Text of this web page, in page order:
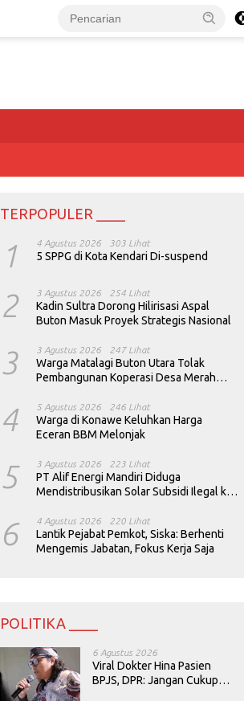
TERPOPULER ____
1 4 Agustus 2026 303 Lihat
5 SPPG di Kota Kendari Di-suspend
2 3 Agustus 2026 254 Lihat
Kadin Sultra Dorong Hilirisasi Aspal
Buton Masuk Proyek Strategis Nasional
3 3 Agustus 2026 247 Lihat
Warga Matalagi Buton Utara Tolak
Pembangunan Koperasi Desa Merah
4 5 Agustus 2026 246 Lihat
Warga di Konawe Keluhkan Harga
Eceran BBM Melonjak
5 3 Agustus 2026 223 Lihat
PT Alif Energi Mandiri Diduga
Mendistribusikan Solar Subsidi Ilegal ke
6 4 Agustus 2026 220 Lihat
Lantik Pejabat Pemkot, Siska: Berhenti
Mengemis Jabatan, Fokus Kerja Saja
POLITIKA ____
6 Agustus 2026
Viral Dokter Hina Pasien
BPJS, DPR: Jangan Cukup